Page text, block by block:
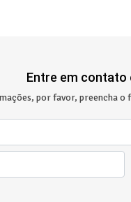
Entre em contato
por favor, preencha